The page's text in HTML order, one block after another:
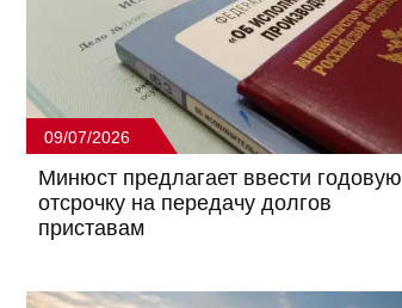
09/07/2026
Минюст предлагает ввести годовую
отсрочку на передачу долгов
приставам